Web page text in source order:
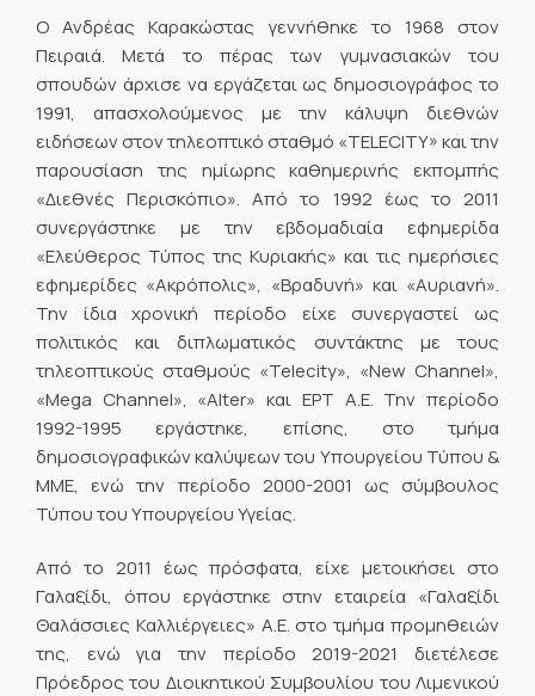
Ο Ανδρέας Καρακώστας γεννήθηκε το 1968 στον
Πειραιά. Μετά το πέρας των γυμνασιακών του
σπουδών άρχισε να εργάζεται ως δημοσιογράφος το
1991, απασχολούμενος με την κάλυψη διεθνών
ειδήσεων στον τηλεοπτικό σταθμό «TELECITY» και την
παρουσίαση της ημίωρης καθημερινής εκπομπής
«Διεθνές Περισκόπιο». Από το 1992 έως το 2011
συνεργάστηκε με την εβδομαδιαία εφημερίδα
«Ελεύθερος Τύπος της Κυριακής» και τις ημερήσιες
εφημερίδες «Ακρόπολις», «Βραδυνή» και «Αυριανή».
Την ίδια χρονική περίοδο είχε συνεργαστεί ως
πολιτικός και διπλωματικός συντάκτης με τους
τηλεοπτικούς σταθμούς «Telecity», «New Channel»,
«Mega Channel», «Alter» και ΕΡΤ Α.Ε. Την περίοδο
1992-1995 εργάστηκε, επίσης, στο τμήμα
δημοσιογραφικών καλύψεων του Υπουργείου Τύπου &
ΜΜΕ, ενώ την περίοδο 2000-2001 ως σύμβουλος
Τύπου του Υπουργείου Υγείας.
Από το 2011 έως πρόσφατα, είχε μετοικήσει στο
Γαλαξίδι, όπου εργάστηκε στην εταιρεία «Γαλαξίδι
Θαλάσσιες Καλλιέργειες» Α.Ε. στο τμήμα προμηθειών
της, ενώ για την περίοδο 2019-2021 διετέλεσε
Πρόεδρος του Διοικητικού Συμβουλίου του Λιμενικού